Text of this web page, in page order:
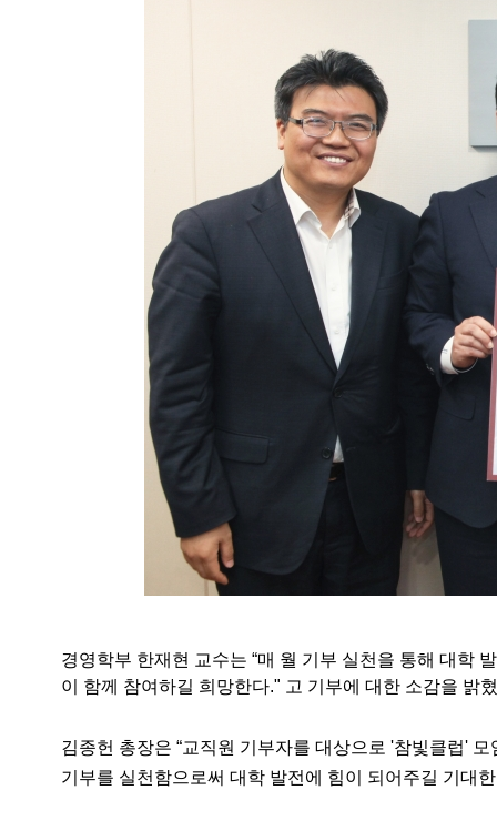
경영학부 한재현 교수는 “매 월 기부 실천을 통해 대학
이 함께 참여하길 희망한다." 고 기부에 대한 소감을 밝
김종헌 총장은 “교직원 기부자를 대상으로 '참빛클럽'
기부를 실천함으로써 대학 발전에 힘이 되어주길 기대